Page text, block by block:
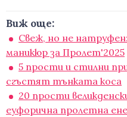
Виж още:
Свеж, но не
маникюр за Пролет'2025
5 прости и стилни
сгъстят тънката коса
20 прости
еуфорична пролетна